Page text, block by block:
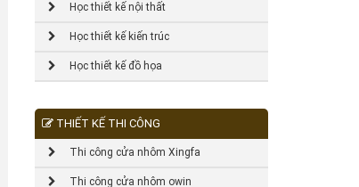
Học thiết kế nội thất
Học thiết kế kiến trúc
Học thiết kế đồ họa
THIẾT KẾ THI CÔNG
Thi công cửa nhôm Xingfa
Thi công cửa nhôm owin